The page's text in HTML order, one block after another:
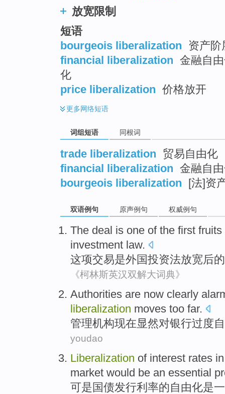
放宽限制
短语
bourgeois liberalization 资产阶
financial liberalization 金融自
化
price liberalization 价格放开
更多网络短语
词组短语 同根词
trade liberalization 贸易自由化
financial liberalization 金融自
bourgeois liberalization [法]资
双语例句 原声例句 权威例句
The deal is one ofthe first fruits
investment law.
这项交易是外国投资法放宽后的
《柯林斯英汉双解大词典》
Authorities are now clearly
liberalization moves too far.
管理机构现在显然对银行过度
youdao
Liberalization of interest rates
market would be an essential
可是 国债发行利率的 自由化是